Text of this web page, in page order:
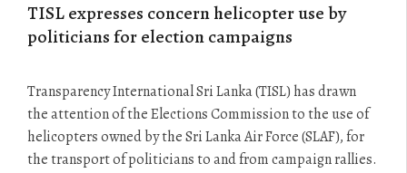
TISL expresses concern helicopter use by
politicians for election campaigns
Transparency International Sri Lanka (TISL) has drawn
the attention of the Elections Commission to the use of
helicopters owned by the Sri Lanka Air Force (SLAF), for
the transport of politicians to and from campaign rallies.